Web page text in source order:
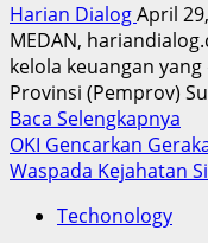
Harian DialogApril
MEDAN,
kelola keuangan
Provinsi (Pemprov)
Baca Selengkapnya
OKI Gencarkan
Waspada Kejahatan
Techonology